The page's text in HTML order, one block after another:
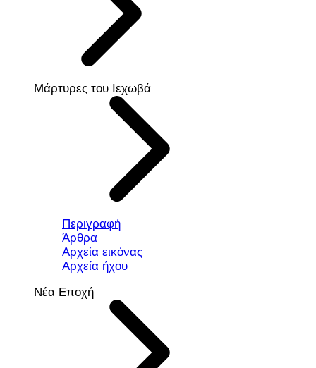
Μάρτυρες του Ιεχωβά
Περιγραφή
Άρθρα
Αρχεία εικόνας
Αρχεία ήχου
Νέα Εποχή